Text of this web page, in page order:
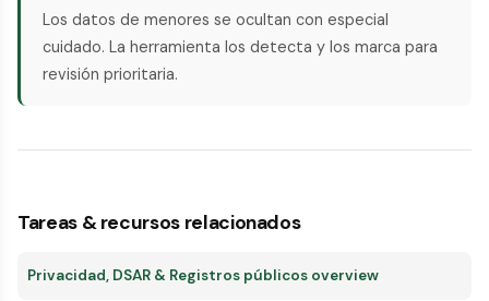
Los datos de menores se ocultan con especial
cuidado. La herramienta los detecta y los marca para
revisión prioritaria.
Tareas & recursos relacionados
Privacidad, DSAR & Registros públicos overview